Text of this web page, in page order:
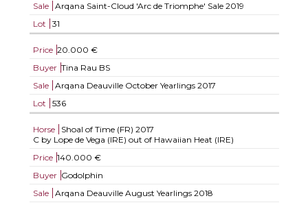
Sale
Arqana Saint-Cloud 'Arc de Triomphe' Sale 2019
Lot
31
Price 20.000 €
Buyer Tina Rau BS
Sale
Arqana Deauville October Yearlings 2017
Lot
536
Horse Shoal of Time (FR) 2017
C by Lope de Vega (IRE) out of Hawaiian Heat (IRE)
Price 140.000 €
Buyer Godolphin
Sale
Arqana Deauville August Yearlings 2018